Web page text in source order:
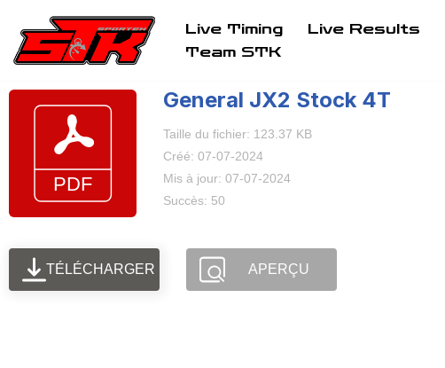
Aller
Live Timing Live Results
Team STK
General JX2 Stock 4T
Taille du fichier: 123.37 KB
Créé: 07-07-2024
Mis à jour: 07-07-2024
Succès: 50
TÉLÉCHARGER APERÇU